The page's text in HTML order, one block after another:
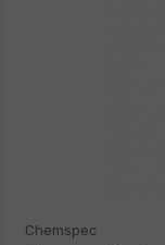
Chemspec